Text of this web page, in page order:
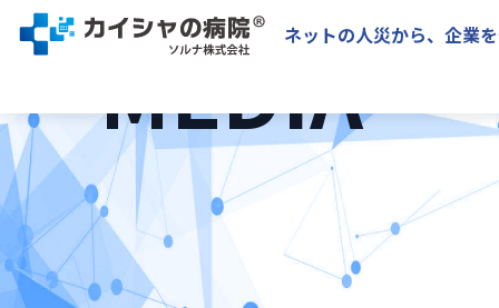
ネットの人災から、企業
メディア掲載&講演実績一覧
MEDIA